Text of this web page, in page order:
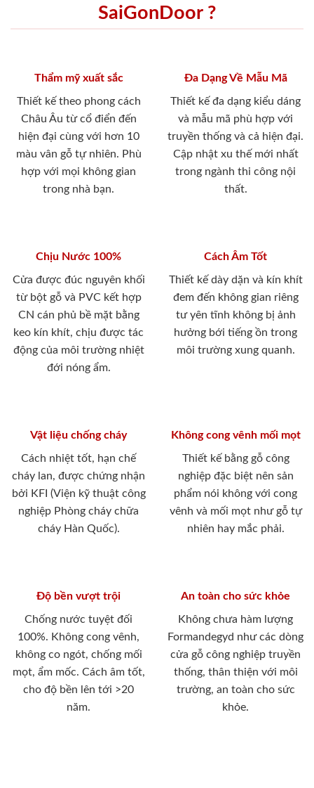
SaiGonDoor ?
Thẩm mỹ xuất sắc
Thiết kế theo phong cách
Châu Âu từ cổ điển đến
hiện đại cùng với hơn 10
màu vân gỗ tự nhiên. Phù
hợp với mọi không gian
trong nhà bạn.
Đa Dạng Về Mẫu Mã
Thiết kế đa dạng kiểu dáng
và mẫu mã phù hợp với
truyền thống và cả hiện đại.
Cập nhật xu thế mới nhất
trong ngành thi công nội
thất.
Chịu Nước 100%
Cửa được đúc nguyên khối
từ bột gỗ và PVC kết hợp
CN cán phủ bề mặt bằng
keo kín khít, chịu được tác
động của môi trường nhiệt
đới nóng ẩm.
Cách Âm Tốt
Thiết kế dày dặn và kín khít
đem đến không gian riêng
tư yên tĩnh không bị ảnh
hưởng bới tiếng ồn trong
môi trường xung quanh.
Vật liệu chống cháy
Cách nhiệt tốt, hạn chế
cháy lan, được chứng nhận
bởi KFI (Viện kỹ thuật công
nghiệp Phòng cháy chữa
cháy Hàn Quốc).
Không cong vênh mối mọt
Thiết kế bằng gỗ công
nghiệp đặc biệt nên sản
phẩm nói không với cong
vênh và mối mọt như gỗ tự
nhiên hay mắc phải.
Độ bền vượt trội
Chống nước tuyệt đối
100%. Không cong vênh,
không co ngót, chống mối
mọt, ẩm mốc. Cách âm tốt,
cho độ bền lên tới >20
năm.
An toàn cho sức khỏe
Không chưa hàm lượng
Formandegyd như các dòng
cửa gỗ công nghiệp truyền
thống, thân thiện với môi
trường, an toàn cho sức
khỏe.